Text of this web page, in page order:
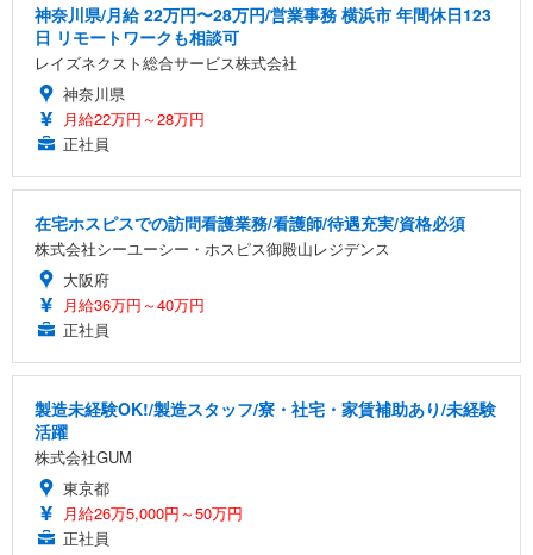
神奈川県/月給 22万円〜28万円/営業事務 横浜市 年間休日123
日 リモートワークも相談可
レイズネクスト総合サービス株式会社
神奈川県
月給22万円～28万円
正社員
在宅ホスピスでの訪問看護業務/看護師/待遇充実/資格必須
株式会社シーユーシー・ホスピス御殿山レジデンス
大阪府
月給36万円～40万円
正社員
製造未経験OK!/製造スタッフ/寮・社宅・家賃補助あり/未経験
活躍
株式会社GUM
東京都
月給26万5,000円～50万円
正社員